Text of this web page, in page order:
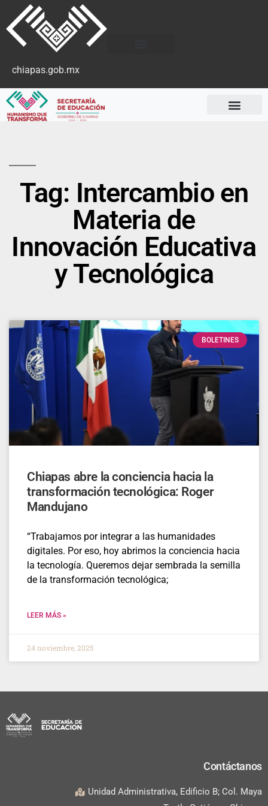
chiapas.gob.mx
Tag: Intercambio en
Materia de
Innovación Educativa
y Tecnológica
BOLETINES
Chiapas abre la conciencia hacia la
transformación tecnológica: Roger
Mandujano
“Trabajamos por integrar a las humanidades
digitales. Por eso, hoy abrimos la conciencia hacia
la tecnología. Queremos dejar sembrada la semilla
de la transformación tecnológica;
LEER MÁS »
24 noviembre, 2025
Contáctanos
Unidad Administrativa, Edificio B; Col. Maya